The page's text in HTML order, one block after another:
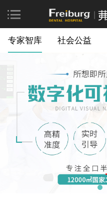
专家智库 社会公益